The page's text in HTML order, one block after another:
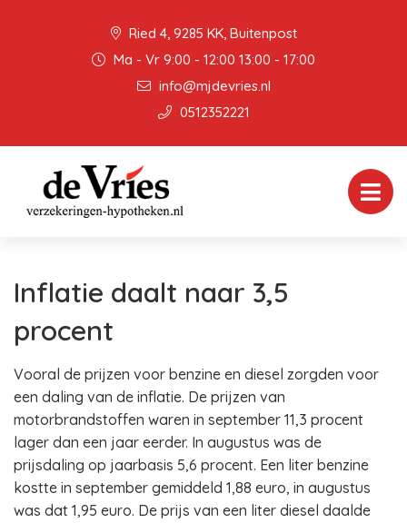
Ried 4, 9285 KK, Buitenpost
Ma - Vr 9:00 - 12:00 13:00 - 17:00
info@mjdevries.nl
0512352221
Inflatie daalt naar 3,5
procent
Vooral de prijzen voor benzine en diesel zorgden voor
een daling van de inflatie. De prijzen van
motorbrandstoffen waren in september 11,3 procent
lager dan een jaar eerder. In augustus was de
prijsdaling op jaarbasis 5,6 procent. Een liter benzine
kostte in september gemiddeld 1,88 euro, in augustus
was dat 1,95 euro. De prijs van een liter diesel daalde